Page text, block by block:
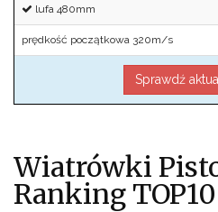
lufa 480mm
prędkość początkowa 320m/s
Sprawdź
Wiatrówki
Ranking TOP10